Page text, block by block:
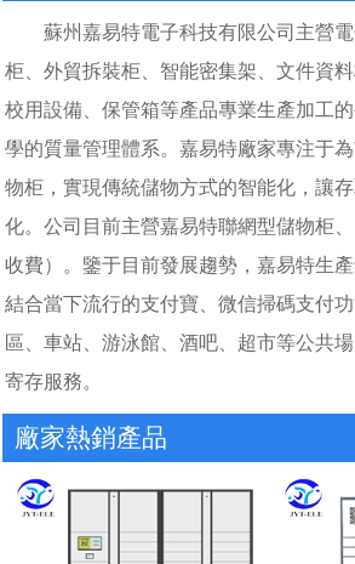
蘇州嘉易特電子科技有限公司主營
柜、外貿拆裝柜、智能密集架、文件資
校用設備、保管箱等產品專業生產加工
學的質量管理體系。嘉易特廠家專注于
物柜，實現傳統儲物方式的智能化，讓
化。公司目前主營嘉易特聯網型儲物柜、
收費）。鑒于目前發展趨勢，嘉易特生
結合當下流行的支付寶、微信掃碼支付
區、車站、游泳館、酒吧、超市等公共
寄存服務。
廠家熱銷產品